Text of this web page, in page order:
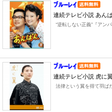
連続テレビ小説 あん
“逆転しない正義”『アン
連続テレビ小説 虎に
法律という翼を得て羽ば